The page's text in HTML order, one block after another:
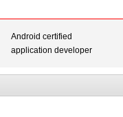
Android certified
application developer